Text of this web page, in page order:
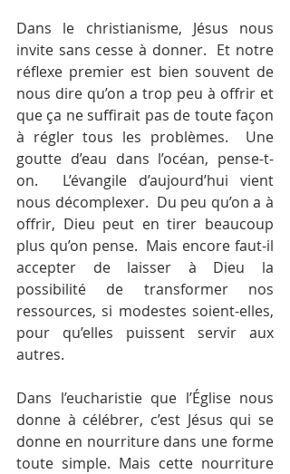
Dans le christianisme, Jésus nous
invite sans cesse à donner.  Et notre
réflexe premier est bien souvent de
nous dire qu’on a trop peu à offrir et
que ça ne suffirait pas de toute façon
à régler tous les problèmes.  Une
goutte d’eau dans l’océan, pense-t-
on.  L’évangile d’aujourd’hui vient
nous décomplexer.  Du peu qu’on a à
offrir, Dieu peut en tirer beaucoup
plus qu’on pense.  Mais encore faut-il
accepter de laisser à Dieu la
possibilité de transformer nos
ressources, si modestes soient-elles,
pour qu’elles puissent servir aux
autres.
Dans l’eucharistie que l’Église nous
donne à célébrer, c’est Jésus qui se
donne en nourriture dans une forme
toute simple. Mais cette nourriture